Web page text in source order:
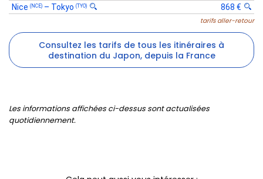
Nice (NCE) – Tokyo (TYO) 868 €
tarifs aller-retour
Consultez les tarifs de tous les itinéraires à
destination du Japon, depuis la France
Les informations affichées ci-dessus sont actualisées
quotidiennement.